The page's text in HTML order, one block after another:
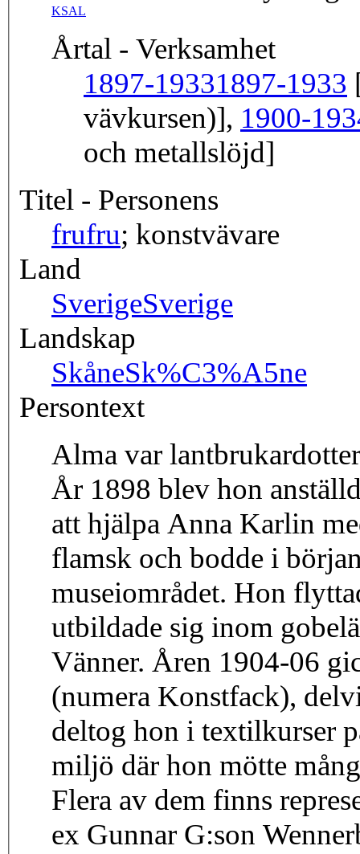
KSAL
Årtal - Verksamhet
1897-19331897-1933
vävkursen)], 1900-
och metallslöjd]
Titel - Personens
frufru; konstvävare
Land
SverigeSverige
Landskap
SkåneSk%C3%A5ne
Persontext
Alma var
År 1898 blev hon
att hjälpa Anna Karlin
flamsk och bodde i
museiområdet. Hon
utbildade sig inom
Vänner. Åren 1904-06
(numera Konstfack),
deltog hon i textilkurser
miljö där hon mötte
Flera av dem finns
ex Gunnar G:son